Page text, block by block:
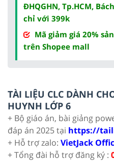
ĐHQGHN, Tp.HCM,
chỉ với 399k
Mã giảm giá 20%
trên Shopee mall
TÀI LIỆU CLC DÀNH
HUYNH LỚP 6
+ Bộ giáo án, bài giảng
đáp án 2025 tại https://
+ Hỗ trợ zalo: VietJack
+ Tổng đài hỗ trợ đăng ký :